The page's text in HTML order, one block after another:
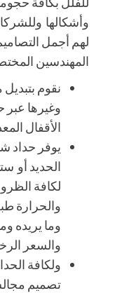
وأشكالها
لهم أجمل
المهندسين
نقوم
وغيرها عبر
الأقفال
يوفر حداد
الحديد أو
لكافة
والحرارة
وما يريده
والسعر
ولكافة
تصميم